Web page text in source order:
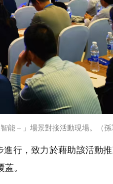
能＋」場景對接活動現場。（孫
行，致力於藉助該活動
。